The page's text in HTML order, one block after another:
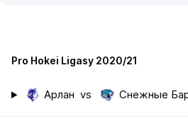
Pro Hokei Ligasy 2020/21
Арлан vs Снежные